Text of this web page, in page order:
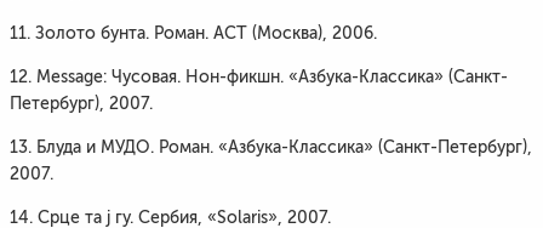
11. Золото бунта. Роман. АСТ (Москва), 2006.
12. Message: Чусовая. Нон-фикшн. «Азбука-Классика» (Санкт-
Петербург), 2007.
13. Блуда и МУДО. Роман. «Азбука-Классика» (Санкт-Петербург),
2007.
14. Срце та j гу. Сербия, «Solaris», 2007.